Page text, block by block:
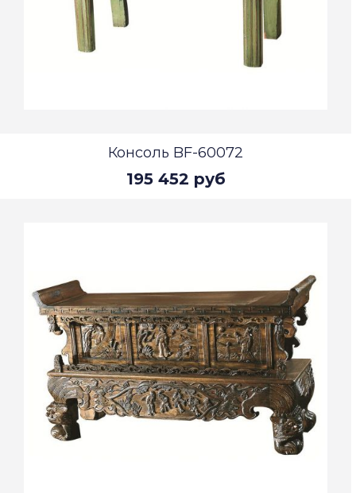
Консоль BF-60072
195 452 руб